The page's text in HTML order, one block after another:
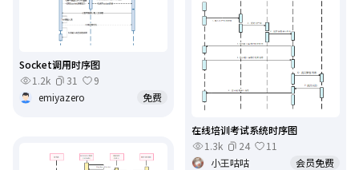
在线培训考试系统时序图
1.3k
24
11
小王咕咕
会员免费
Socket调用时序图
1.2k
31
9
emiyazero
免费